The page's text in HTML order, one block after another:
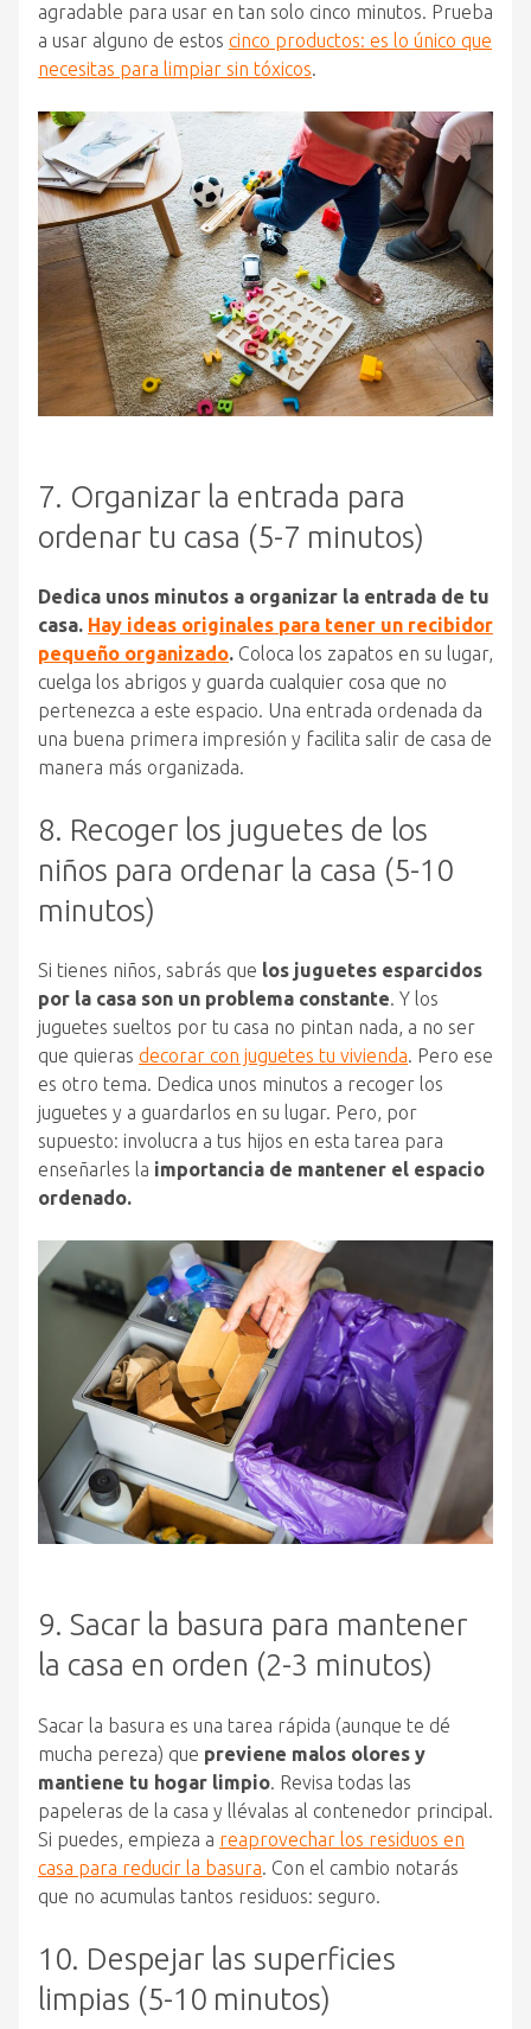
agradable para usar en tan solo cinco minutos. Prueba
a usar alguno de estos cinco productos: es lo único que
necesitas para limpiar sin tóxicos.
7. Organizar la entrada para
ordenar tu casa (5-7 minutos)
Dedica unos minutos a organizar la entrada de tu
casa. Hay ideas originales para tener un recibidor
pequeño organizado. Coloca los zapatos en su lugar,
cuelga los abrigos y guarda cualquier cosa que no
pertenezca a este espacio. Una entrada ordenada da
una buena primera impresión y facilita salir de casa de
manera más organizada.
8. Recoger los juguetes de los
niños para ordenar la casa (5-10
minutos)
Si tienes niños, sabrás que los juguetes esparcidos
por la casa son un problema constante. Y los
juguetes sueltos por tu casa no pintan nada, a no ser
que quieras decorar con juguetes tu vivienda. Pero ese
es otro tema. Dedica unos minutos a recoger los
juguetes y a guardarlos en su lugar. Pero, por
supuesto: involucra a tus hijos en esta tarea para
enseñarles la importancia de mantener el espacio
ordenado.
9. Sacar la basura para mantener
la casa en orden (2-3 minutos)
Sacar la basura es una tarea rápida (aunque te dé
mucha pereza) que previene malos olores y
mantiene tu hogar limpio. Revisa todas las
papeleras de la casa y llévalas al contenedor principal.
Si puedes, empieza a reaprovechar los residuos en
casa para reducir la basura. Con el cambio notarás
que no acumulas tantos residuos: seguro.
10. Despejar las superficies
limpias (5-10 minutos)